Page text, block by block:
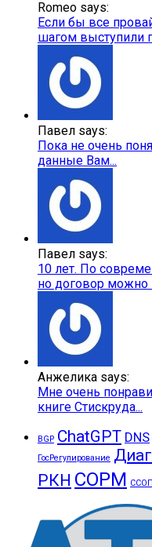
Romeo says:
Если бы все
шагом выступили
Павел says:
Пока не очень
данные Вам...
Павел says:
10 лет. По
но договор можно
Анжелика says:
Мне очень
книге Стискруда...
BGP ChatGPT DNS
ГосРегулирование
РКН СОРМ ССОП